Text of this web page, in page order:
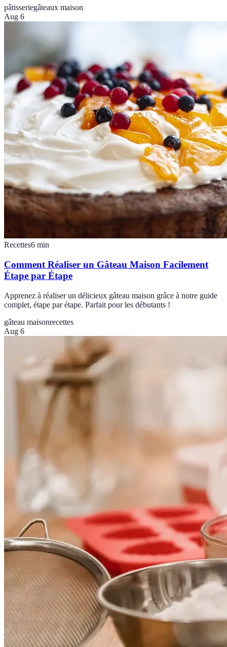
pâtisseriegâteaux maison
Aug 6
Recettes6 min
Comment Réaliser un Gâteau Maison Facilement
Étape par Étape
Apprenez à réaliser un délicieux gâteau maison grâce à notre guide
complet, étape par étape. Parfait pour les débutants !
gâteau maisonrecettes
Aug 6